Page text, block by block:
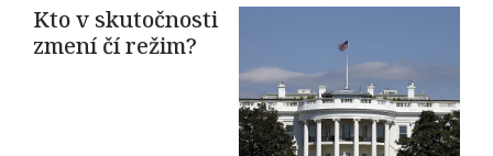
Kto v skutočnosti
zmení čí režim?